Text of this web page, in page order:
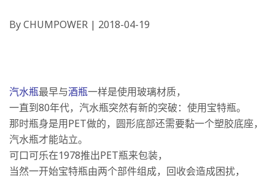
By CHUMPOWER | 2018-04-19
汽水瓶最早与酒瓶一样是使用玻璃材质，
一直到80年代，汽水瓶突然有新的突破：使用宝特瓶。
那时瓶身是用PET做的，圆形底部还需要黏一个塑胶底座，
汽水瓶才能站立。
可口可乐在1978推出PET瓶来包装，
当然一开始宝特瓶由两个部件组成，回收会造成困扰，